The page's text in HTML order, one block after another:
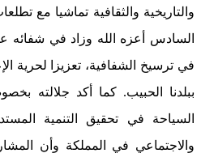
والتاريخية والثقافية تماشيا مع
السادس أعزه الله وزاد في شفائه
في ترسيخ الشفافية، تعزيزا لحرية
ببلدنا الحبيب. كما أكد جلالته
السياحة في تحقيق التنمية
والاجتماعي في المملكة وأن